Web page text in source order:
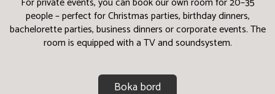
people – perfect for Christmas parties, birthday dinners,
bachelorette parties, business dinners or corporate events. The
room is equipped with a TV and soundsystem.
Boka bord